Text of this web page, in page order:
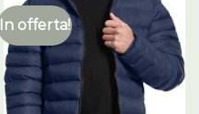
In offerta!